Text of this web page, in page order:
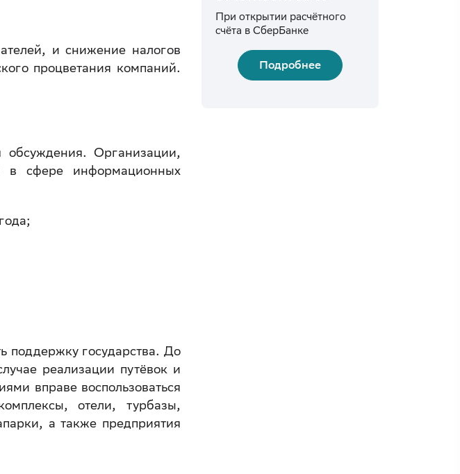
и снижение налогов
процветания компаний.
Организации,
в сфере информационных
поддержку государства. До
реализации путёвок и
вправе воспользоваться
отели, турбазы,
а также предприятия
При открытии расчётного
счёта в СберБанке
Подробнее